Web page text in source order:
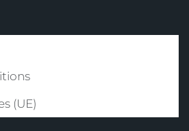
(UE)